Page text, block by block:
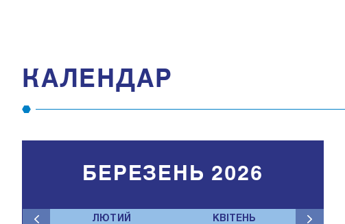
КАЛЕНДАР
ЛЮТИЙ КВІТЕНЬ
БЕРЕЗЕНЬ 2026